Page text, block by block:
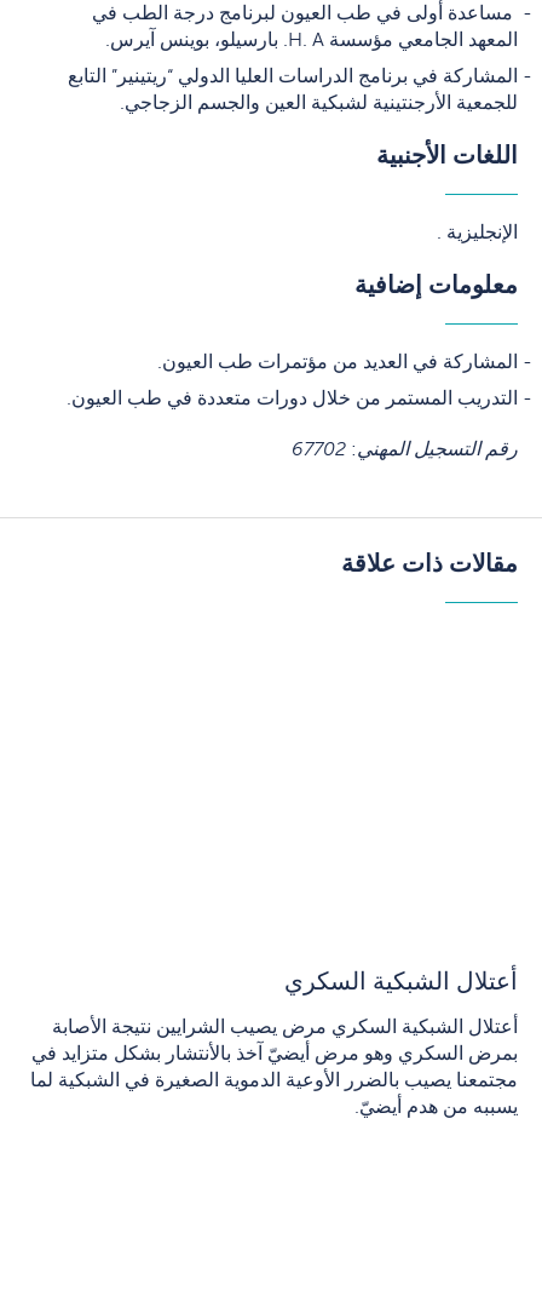
مساعدة أولى في طب العيون لبرنامج درجة الطب في
المعهد الجامعي مؤسسة H. A. بارسيلو، بوينس آيرس.
المشاركة في برنامج الدراسات العليا الدولي “ريتينير” التابع
للجمعية الأرجنتينية لشبكية العين والجسم الزجاجي.
اللغات الأجنبية
الإنجليزية .
معلومات إضافية
المشاركة في العديد من مؤتمرات طب العيون.
التدريب المستمر من خلال دورات متعددة في طب العيون.
رقم التسجيل المهني:
67702
مقالات ذات علاقة
أعتلال الشبكية السكري
أعتلال الشبكية السكري مرض يصيب الشرايين نتيجة الأصابة
بمرض السكري وهو مرض أيضيّ آخذ بالأنتشار بشكل متزايد في
مجتمعنا يصيب بالضرر الأوعية الدموية الصغيرة في الشبكية لما
يسببه من هدم أيضيّ.